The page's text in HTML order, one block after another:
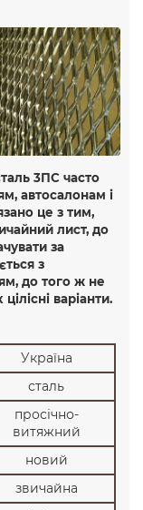
3ПС часто
автосалонам і
це з тим,
лист, до
за
з
до того ж не
варіанти.
Україна
сталь
просічно-
витяжний
новий
звичайна